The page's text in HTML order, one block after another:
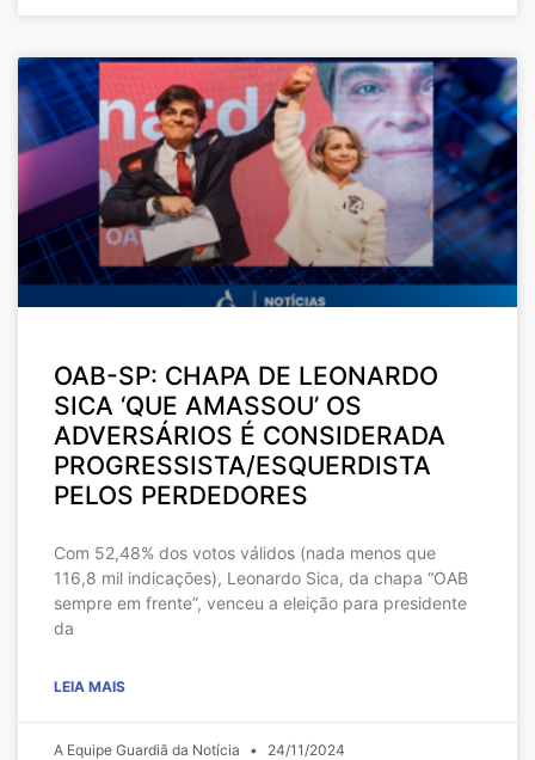
OAB-SP: CHAPA DE LEONARDO
SICA ‘QUE AMASSOU’ OS
ADVERSÁRIOS É CONSIDERADA
PROGRESSISTA/ESQUERDISTA
PELOS PERDEDORES
Com 52,48% dos votos válidos (nada menos que
116,8 mil indicações), Leonardo Sica, da chapa “OAB
sempre em frente”, venceu a eleição para presidente
da
LEIA MAIS
A Equipe Guardiã da Notícia 24/11/2024